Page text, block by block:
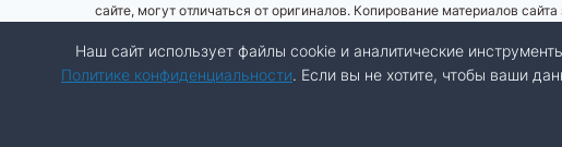
сайте, могут отличаться от оригиналов. Копирование материалов
Разработка сайта:Авалон
Наш сайт использует файлы cookie и аналитические
Политике конфиденциальности. Если вы не хотите, чтобы ваши